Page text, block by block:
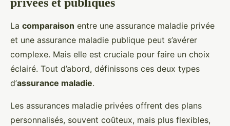
privées et publiques
La comparaison entre une assurance maladie privée
et une assurance maladie publique peut s’avérer
complexe. Mais elle est cruciale pour faire un choix
éclairé. Tout d’abord, définissons ces deux types
d’assurance maladie.
Les assurances maladie privées offrent des plans
personnalisés, souvent coûteux, mais plus flexibles,